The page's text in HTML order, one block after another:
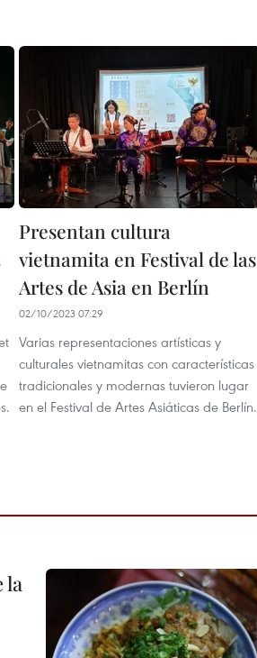
Presentan cultura
vietnamita en Festival de las
Artes de Asia en Berlín
02/10/2023 07:29
Varias representaciones artísticas y
culturales vietnamitas con características
tradicionales y modernas tuvieron lugar
en el Festival de Artes Asiáticas de Berlín.
la